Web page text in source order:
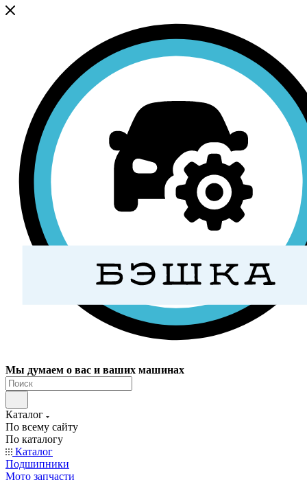
Мы думаем о вас и ваших машинах
Каталог
По всему сайту
По каталогу
Каталог
Подшипники
Мото запчасти